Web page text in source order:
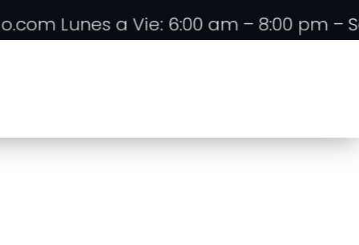
a Vie: 6:00 am – 8:00 pm –